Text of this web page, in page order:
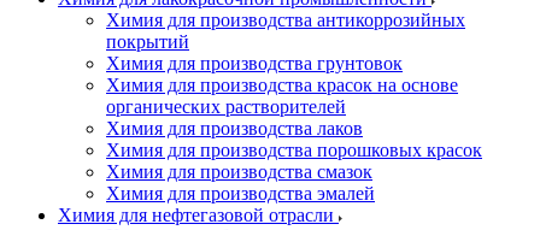
Химия для производства антикоррозийных
покрытий
Химия для производства грунтовок
Химия для производства красок на основе
органических растворителей
Химия для производства лаков
Химия для производства порошковых красок
Химия для производства смазок
Химия для производства эмалей
Химия для нефтегазовой отрасли